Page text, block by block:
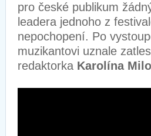
pro české publikum
leadera jednoho z
nepochopení. Po
muzikantovi uznale
redaktorka Karolína